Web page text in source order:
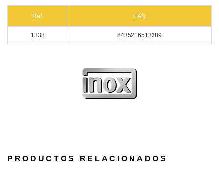
Ref. EAN
1338 8435216513389
PRODUCTOS RELACIONADOS